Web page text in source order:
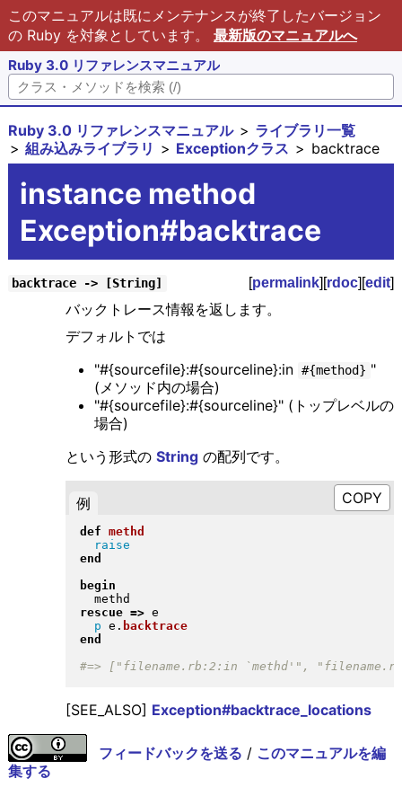
このマニュアルは既にメンテナンスが終了したバージョン
の Ruby を対象としています。 最新版のマニュアルへ
Ruby 3.0 リファレンスマニュアル
Ruby 3.0 リファレンスマニュアル
ライブラリ一覧
組み込みライブラリ
Exceptionクラス backtrace
instance method
Exception#backtrace
backtrace -> [String] [permalink][rdoc][edit]
バックトレース情報を返します。
デフォルトでは
"#{sourcefile}:#{sourceline}:in #{method} "
(メソッド内の場合)
"#{sourcefile}:#{sourceline}" (トップレベルの
場合)
という形式の Stringの配列です。
例
def methd
raise
end
begin
rescue => e
p e . backtrace
end
[SEE_ALSO] Exception#backtrace_locations
フィードバックを送る / このマニュアルを編
集する